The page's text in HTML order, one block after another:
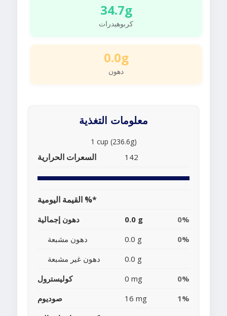
34.7g
كربوهيدرات
0.0g
دهون
معلومات التغذية
1 cup (236.6g)
السعرات الحرارية 142
القيمة اليومية %*
دهون إجمالية 0.0 g
0%
دهون مشبعة
0.0 g
0%
دهون غير مشبعة
0.0 g
كوليسترول
0 mg
0%
صوديوم
16 mg
1%